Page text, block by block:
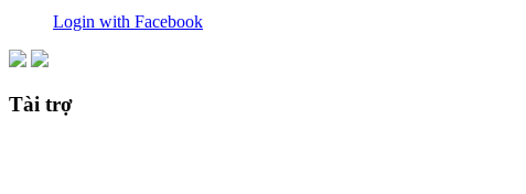
Login with Facebook
Tài trợ